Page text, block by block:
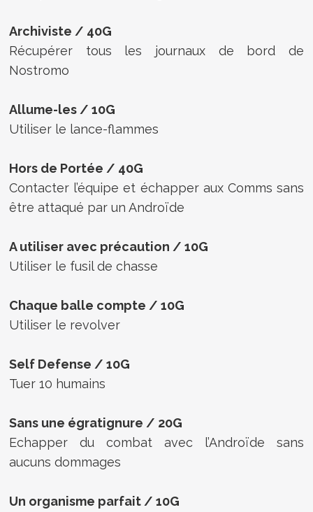
Archiviste / 40G
Récupérer tous les journaux de bord de
Nostromo
Allume-les / 10G
Utiliser le lance-flammes
Hors de Portée / 40G
Contacter l’équipe et échapper aux Comms sans
être attaqué par un Androïde
A utiliser avec précaution / 10G
Utiliser le fusil de chasse
Chaque balle compte / 10G
Utiliser le revolver
Self Defense / 10G
Tuer 10 humains
Sans une égratignure / 20G
Echapper du combat avec l’Androïde sans
aucuns dommages
Un organisme parfait / 10G